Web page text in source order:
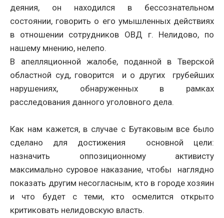
деяния, он находился в бессознательном
состоянии, говорить о его умышленных действиях
в отношении сотрудников ОВД г. Нелидово, по
нашему мнению, нелепо.
В апелляционной жалобе, поданной в Тверской
областной суд, говорится и о других грубейших
нарушениях, обнаруженных в рамках
расследования данного уголовного дела.
Как нам кажется, в случае с Бутаковым все было
сделано для достижения основной цели:
назначить оппозиционному активисту
максимально суровое наказание, чтобы наглядно
показать другим несогласным, кто в городе хозяин
и что будет с теми, кто осмелится открыто
критиковать нелидовскую власть.